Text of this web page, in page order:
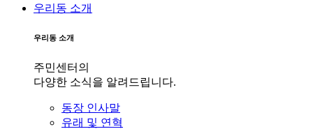
우리동 소개
우리동 소개
주민센터의
다양한 소식을 알려드립니다.
동장 인사말
유래 및 연혁